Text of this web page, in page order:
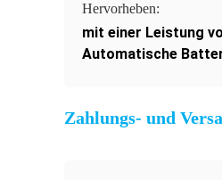
Hervorheben:
mit einer Leistung
Automatische
Zahlungs- und